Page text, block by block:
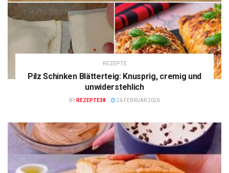
REZEPTE
Pilz Schinken Blätterteig: Knusprig, cremig und
unwiderstehlich
BY REZEPTE38 26 FEBRUAR 2026